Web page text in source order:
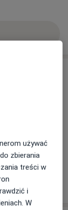
używać
zbierania
treści w
i
W